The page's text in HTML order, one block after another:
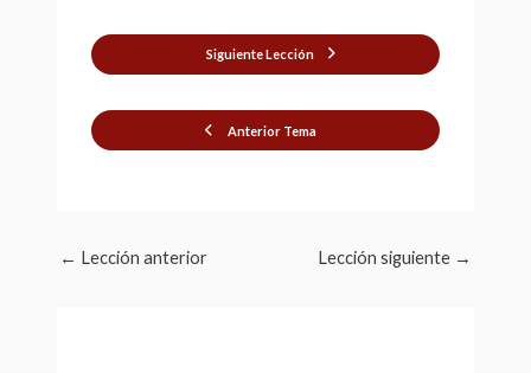
Anterior Tema
Siguiente Lección
← Lección anterior Lección siguiente →